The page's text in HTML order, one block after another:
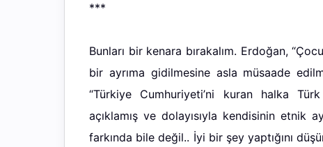
***
Bunları bir kenara bırakalım. Erdoğan,
bir ayrıma gidilmesine asla müsaade
“Türkiye Cumhuriyeti’ni kuran halka
açıklamış ve dolayısıyla kendisinin etnik
farkında bile değil.. İyi bir şey yaptığını